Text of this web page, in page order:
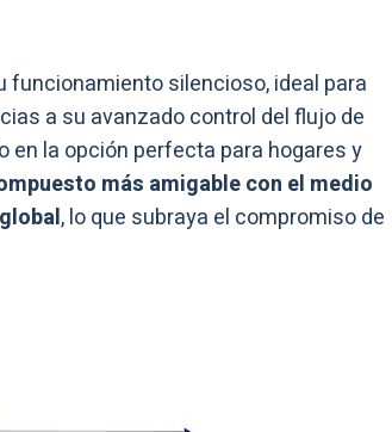
funcionamiento silencioso, ideal para
a su avanzado control del flujo de
en la opción perfecta para hogares y
más amigable con el medio
, lo que subraya el compromiso de